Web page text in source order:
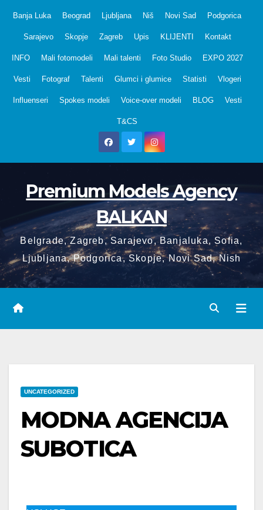
Banja Luka Beograd Ljubljana Niš Novi Sad Podgorica
Sarajevo Skopje Zagreb Upis KLIJENTI Kontakt
INFO Mali fotomodeli Mali talenti Foto Studio EXPO 2027
Vesti Fotograf Talenti Glumci i glumice Statisti Vlogeri
Influenseri Spokes modeli Voice-over modeli BLOG Vesti
T&CS
Premium Models Agency
BALKAN
Belgrade, Zagreb, Sarajevo, Banjaluka, Sofia,
Ljubljana, Podgorica, Skopje, Novi Sad, Nish
UNCATEGORIZED
MODNA AGENCIJA
SUBOTICA